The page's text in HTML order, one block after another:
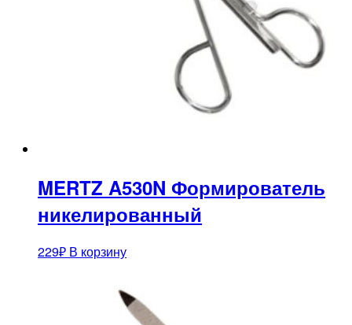
MERTZ A530N Формирователь
никелированный
229₽ В корзину